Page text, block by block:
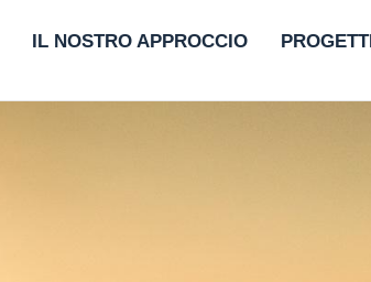
IL NOSTRO APPROCCIO PROGETTI